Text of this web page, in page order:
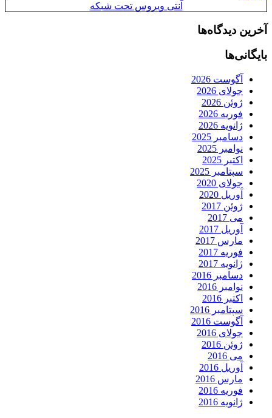
آنتی ویروس تحت شبکه
آخرین دیدگاه‌ها
بایگانی‌ها
آگوست 2026
جولای 2026
ژوئن 2026
فوریه 2026
ژانویه 2026
دسامبر 2025
نوامبر 2025
اکتبر 2025
سپتامبر 2025
جولای 2020
آوریل 2020
ژوئن 2017
می 2017
آوریل 2017
مارس 2017
فوریه 2017
ژانویه 2017
دسامبر 2016
نوامبر 2016
اکتبر 2016
سپتامبر 2016
آگوست 2016
جولای 2016
ژوئن 2016
می 2016
آوریل 2016
مارس 2016
فوریه 2016
ژانویه 2016